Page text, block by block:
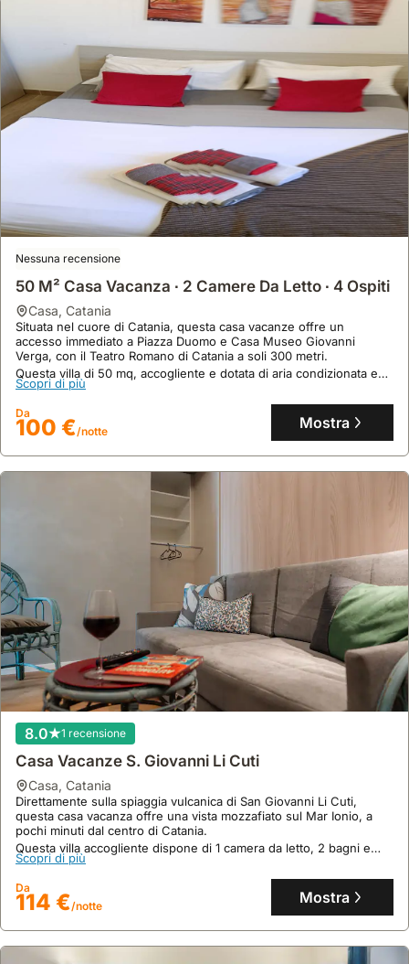
Nessuna recensione
50 M² Casa Vacanza ∙ 2 Camere Da Letto ∙ 4 Ospiti
casa, Catania
Situata nel cuore di Catania, questa casa vacanze offre un
accesso immediato a Piazza Duomo e Casa Museo Giovanni
Verga, con il Teatro Romano di Catania a soli 300 metri.
Questa villa di 50 mq, accogliente e dotata di aria condizionata e
WiFi, può ospitare fino a 4 persone e dispone di una cucina
Scopri di più
Da
100 €/notte Mostra
8.0 1 recensione
Casa Vacanze S. Giovanni Li Cuti
casa, Catania
Direttamente sulla spiaggia vulcanica di San Giovanni Li Cuti,
questa casa vacanza offre una vista mozzafiato sul Mar Ionio, a
pochi minuti dal centro di Catania.
Questa villa accogliente dispone di 1 camera da letto, 2 bagni e
può ospitare fino a 3 persone, con aria condizionata, cucina
Scopri di più
Da
114 €/notte Mostra